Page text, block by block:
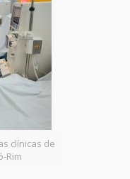
clínicas de
Rim